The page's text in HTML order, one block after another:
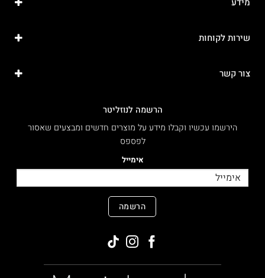
שירות לקוחות
צור קשר
הרשמה לנוזליטר
הירשמו עכשיו וקבלו מידע על מוצרים חדשים ומבצעים שאסור
לפספס
אימייל
הרשמה